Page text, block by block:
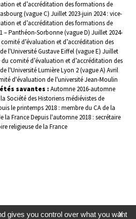
et d’accréditation des formations de
(vague C) Juillet 2023-juin 2024 : vice-
et d’accréditation des formations de
– Panthéon-Sorbonne (vague D) Juillet 2024-
d’évaluation et d’accréditation des
l'Université Gustave Eiffel (vague E) Juillet
du comité d’évaluation et d’accréditation des
l'Université Lumière Lyon 2 (vague A) Avril
d'évaluation de l'université Jean-Moulin
savantes :Automne 2016-automne
Société des Historiens médiévistes de
le printemps 2018 : membre du CA de la
la FranceDepuis l'automne 2018 : secrétaire
religieuse de la France
X
gives you control over what you want